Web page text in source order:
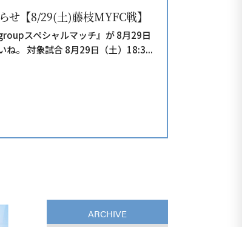
【8/29(土)藤枝MYFC戦】
スペシャルマッチ』が 8月29日
ね。 対象試合 8月29日（土）18:3...
ARCHIVE